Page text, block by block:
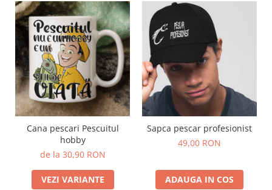
Cana pescari Pescuitul
hobby
de la 30,90 RON
VEZI VARIANTE
Sapca pescar profesionist
49,00 RON
ADAUGA IN COS